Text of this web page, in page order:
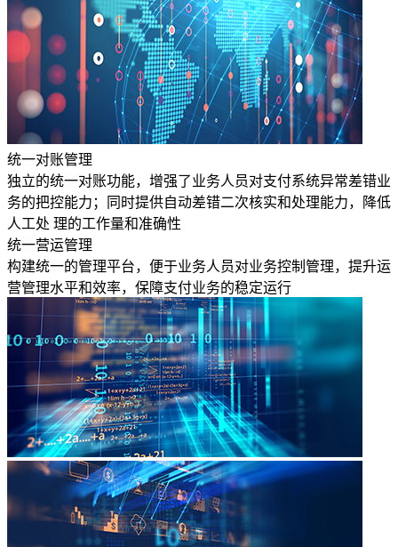
统一对账管理
独立的统一对账功能，增强了业务人员对支付系统异常差错业
务的把控能力；同时提供自动差错二次核实和处理能力，降低
人工处 理的工作量和准确性
统一营运管理
构建统一的管理平台，便于业务人员对业务控制管理，提升运
营管理水平和效率，保障支付业务的稳定运行